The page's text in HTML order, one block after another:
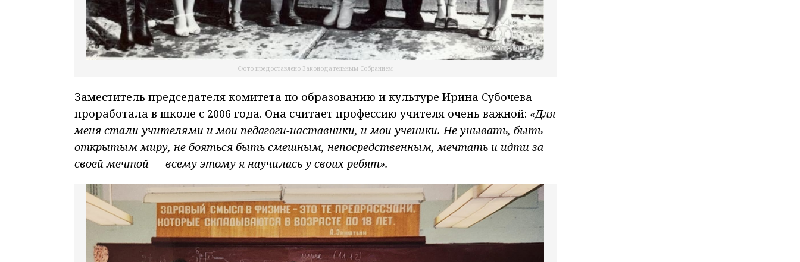
Фото предоставлено Законодательным Собранием
Заместитель председателя комитета по образованию и культуре Ирина Субочева
проработала в школе с 2006 года. Она считает профессию учителя очень важной: «Для
меня стали учителями и мои педагоги-наставники, и мои ученики. Не унывать, быть
открытым миру, не бояться быть смешным, непосредственным, мечтать и идти за
своей мечтой — всему этому я научилась у своих ребят».